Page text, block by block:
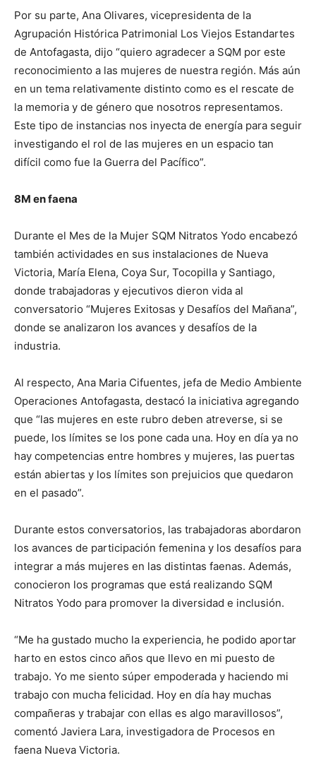
Por su parte, Ana Olivares, vicepresidenta de la
Agrupación Histórica Patrimonial Los Viejos Estandartes
de Antofagasta, dijo “quiero agradecer a SQM por este
reconocimiento a las mujeres de nuestra región. Más aún
en un tema relativamente distinto como es el rescate de
la memoria y de género que nosotros representamos.
Este tipo de instancias nos inyecta de energía para seguir
investigando el rol de las mujeres en un espacio tan
difícil como fue la Guerra del Pacífico”.
8M en faena
Durante el Mes de la Mujer SQM Nitratos Yodo encabezó
también actividades en sus instalaciones de Nueva
Victoria, María Elena, Coya Sur, Tocopilla y Santiago,
donde trabajadoras y ejecutivos dieron vida al
conversatorio “Mujeres Exitosas y Desafíos del Mañana”,
donde se analizaron los avances y desafíos de la
industria.
Al respecto, Ana Maria Cifuentes, jefa de Medio Ambiente
Operaciones Antofagasta, destacó la iniciativa agregando
que “las mujeres en este rubro deben atreverse, si se
puede, los límites se los pone cada una. Hoy en día ya no
hay competencias entre hombres y mujeres, las puertas
están abiertas y los límites son prejuicios que quedaron
en el pasado”.
Durante estos conversatorios, las trabajadoras abordaron
los avances de participación femenina y los desafíos para
integrar a más mujeres en las distintas faenas. Además,
conocieron los programas que está realizando SQM
Nitratos Yodo para promover la diversidad e inclusión.
“Me ha gustado mucho la experiencia, he podido aportar
harto en estos cinco años que llevo en mi puesto de
trabajo. Yo me siento súper empoderada y haciendo mi
trabajo con mucha felicidad. Hoy en día hay muchas
compañeras y trabajar con ellas es algo maravillosos”,
comentó Javiera Lara, investigadora de Procesos en
faena Nueva Victoria.